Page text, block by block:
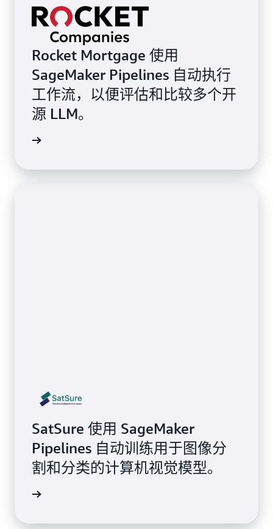
Rocket Mortgage 使用
SageMaker Pipelines 自动执行
工作流，以便评估和比较多个开
源 LLM。
SatSure 使用 SageMaker
Pipelines 自动训练用于图像分
割和分类的计算机视觉模型。